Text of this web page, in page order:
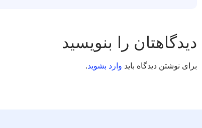
دیدگاهتان را بنویسید
برای نوشتن دیدگاه باید وارد بشوید.